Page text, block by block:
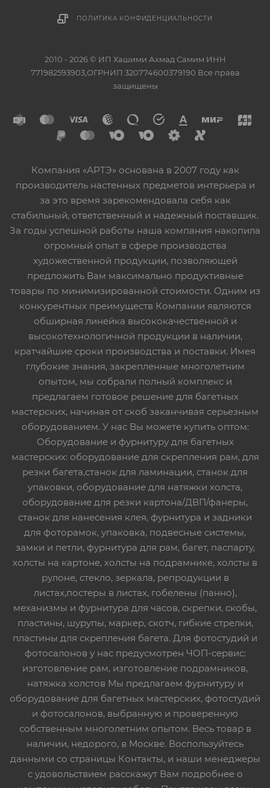
ПОЛИТИКА КОНФИДЕНЦИАЛЬНОСТИ
2010 - 2026 © ИП Хашими Ахмад Самим ИНН
771982593903,ОГРНИП 320774600379190 Все права
защищены
Компания «АРТЭ» основана в 2007 году как
производитель настенных предметов интерьера и
за это время зарекомендовала себя как
стабильный, ответственный и надежный поставщик.
За годы успешной работы наша компания накопила
огромный опыт в сфере производства
художественной продукции, позволяющей
предложить Вам максимально продуктивные
товары по минимизированной стоимости. Одним из
конкурентных преимуществ Компании являются
обширная линейка высококачественной и
высокотехнологичной продукции в наличии,
кратчайшие сроки производства и поставки. Имея
глубокие знания, закрепленные многолетним
опытом, мы собрали полный комплекс и
предлагаем готовое решение для багетных
мастерских, начиная от скоб заканчивая серьезным
оборудованием. У нас Вы можете купить оптом:
Оборудование и фурнитуру для багетных
мастерских: оборудование для скрепления рам, для
резки багета,станок для ламинации, станок для
упаковки, оборудование для натяжки холста,
оборудование для резки картона/ДВП/фанеры,
станок для нанесения клея, фурнитура и задники
для фоторамок, упаковка, подвесные системы,
замки и петли, фурнитура для рам, багет, паспарту,
холсты на картоне, холсты на подрамнике, холсты в
рулоне, стекло, зеркала, репродукции в
листах,постеры в листах, гобелены (панно),
механизмы и фурнитура для часов, скрепки, скобы,
пластины, шурупы, маркер, скотч, гибкие стрелки,
пластины для скрепления багета. Для фотостудий и
фотосалонов у нас предусмотрен ЧОП-сервис:
изготовление рам, изготовление подрамников,
натяжка холстов Мы предлагаем фурнитуру и
оборудование для багетных мастерских, фотостудий
и фотосалонов, выбранную и проверенную
собственным многолетним опытом. Весь товар в
наличии, недорого, в Москве. Воспользуйтесь
данными со страницы Контакты, и наши менеджеры
с удовольствием расскажут Вам подробнее о